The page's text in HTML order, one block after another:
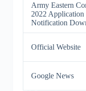
Army Eastern
2022 Application
Notification
Official Website
Google News